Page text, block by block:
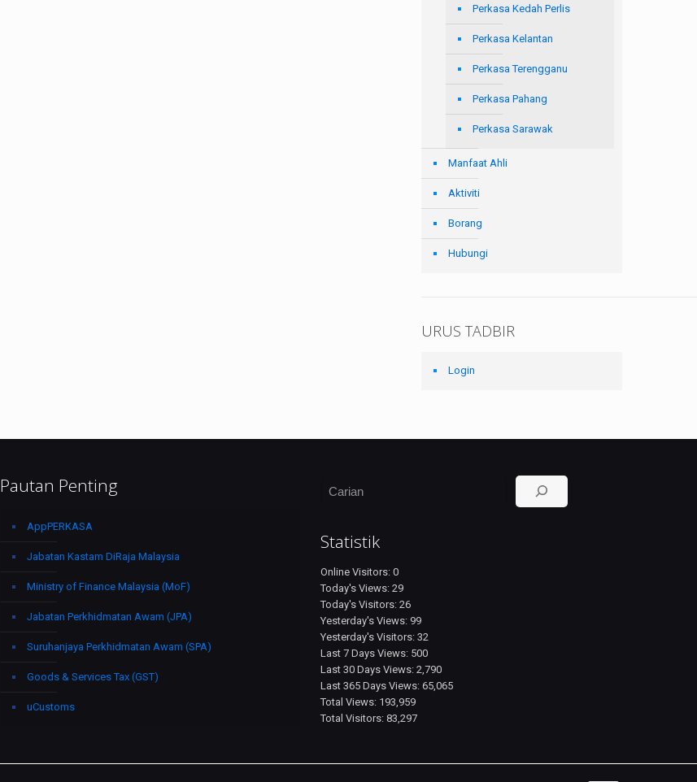
Perkasa Kedah Perlis
Perkasa Kelantan
Perkasa Terengganu
Perkasa Pahang
Perkasa Sarawak
Manfaat Ahli
Aktiviti
Borang
Hubungi
URUS TADBIR
Login
Pautan Penting
AppPERKASA
Jabatan Kastam DiRaja Malaysia
Ministry of Finance Malaysia (MoF)
Jabatan Perkhidmatan Awam (JPA)
Suruhanjaya Perkhidmatan Awam (SPA)
Goods & Services Tax (GST)
uCustoms
Search
Statistik
Online Visitors: 0
Today's Views: 29
Today's Visitors: 26
Yesterday's Views: 99
Yesterday's Visitors: 32
Last 7 Days Views: 500
Last 30 Days Views: 2,790
Last 365 Days Views: 65,065
Total Views: 193,959
Total Visitors: 83,297